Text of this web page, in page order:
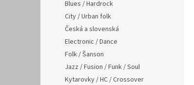
Blues / Hardrock
City / Urban folk
Česká a slovenská
Electronic / Dance
Folk / Šanson
Jazz / Fusion / Funk / Soul
Kytarovky / HC / Crossover